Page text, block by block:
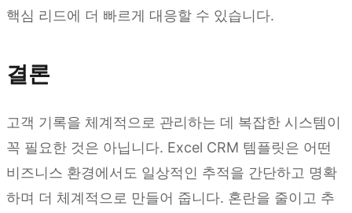
핵심 리드에 더 빠르게 대응할 수 있습니다.
결론
고객 기록을 체계적으로 관리하는 데 복잡한 시스템이
꼭 필요한 것은 아닙니다. Excel CRM 템플릿은 어떤
비즈니스 환경에서도 일상적인 추적을 간단하고 명확
하며 더 체계적으로 만들어 줍니다. 혼란을 줄이고 추